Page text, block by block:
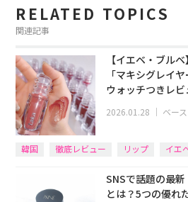
RELATED TOPICS
関連記事
【イエベ・ブル
「マキシグレイ
ウォッチつきレビ
2026.01.28 ｜ ベー
韓国 徹底レビュー リップ イエ
SNSで話題の最
とは？5つの優れ